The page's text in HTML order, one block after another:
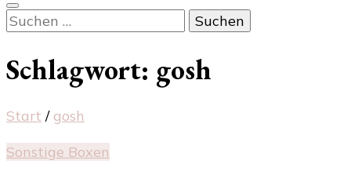
Suchen
nach:
Schlagwort: gosh
Start / gosh
Sonstige Boxen